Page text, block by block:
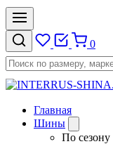
0
Главная
Шины
По сезону